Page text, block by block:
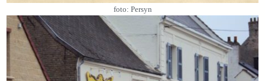
foto: Persyn